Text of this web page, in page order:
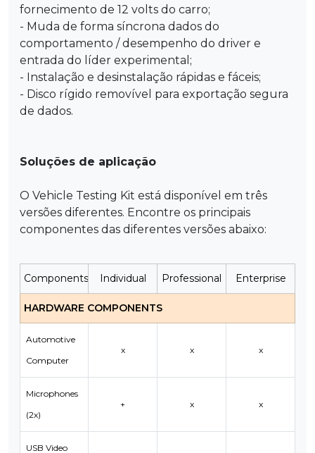
fornecimento de 12 volts do carro;
- Muda de forma síncrona dados do
comportamento / desempenho do driver e
entrada do líder experimental;
- Instalação e desinstalação rápidas e fáceis;
- Disco rígido removível para exportação segura
de dados.
Soluções de aplicação
O Vehicle Testing Kit está disponível em três
versões diferentes. Encontre os principais
componentes das diferentes versões abaixo:
Components Individual Professional Enterprise
HARDWARE COMPONENTS
Automotive
Computer
x x x
Microphones
(2x)
+ x x
USB Video